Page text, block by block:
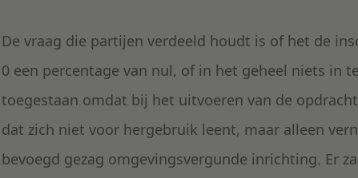
De vraag die partijen verdeeld houdt is of het de
0 een percentage van nul, of in het geheel niets in
toegestaan omdat bij het uitvoeren van de
dat zich niet voor hergebruik leent, maar alleen
bevoegd gezag omgevingsvergunde inrichting. Er